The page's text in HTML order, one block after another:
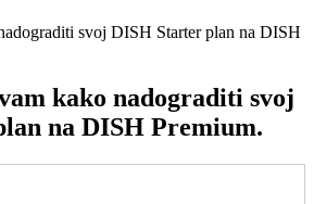
svoj DISH Starter plan na DISH
kako nadograditi svoj
na DISH Premium.